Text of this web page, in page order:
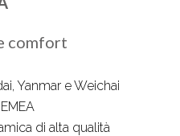
comfort
Yanmar e Weichai
di alta qualità